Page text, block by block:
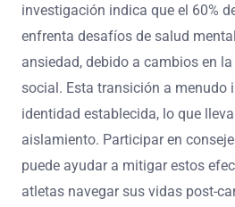
investigación indica que el 60%
enfrenta desafíos de salud
ansiedad, debido a cambios en
social. Esta transición a menudo
identidad establecida, lo que
aislamiento. Participar en
puede ayudar a mitigar estos
atletas navegar sus vidas post-